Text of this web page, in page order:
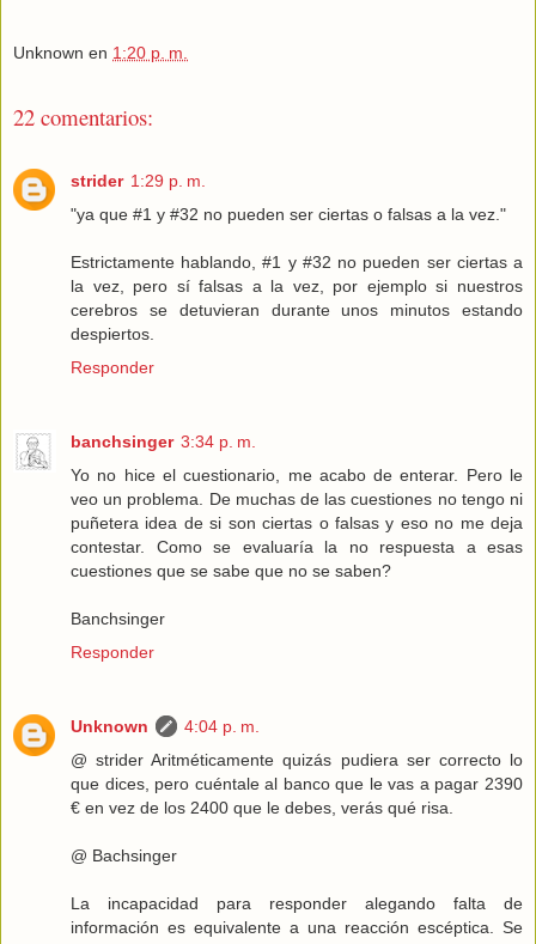
Unknown en 1:20 p. m.
22 comentarios:
strider 1:29 p. m.
"ya que #1 y #32 no pueden ser ciertas o falsas a la vez."
Estrictamente hablando, #1 y #32 no pueden ser ciertas a
la vez, pero sí falsas a la vez, por ejemplo si nuestros
cerebros se detuvieran durante unos minutos estando
despiertos.
Responder
banchsinger 3:34 p. m.
Yo no hice el cuestionario, me acabo de enterar. Pero le
veo un problema. De muchas de las cuestiones no tengo ni
puñetera idea de si son ciertas o falsas y eso no me deja
contestar. Como se evaluaría la no respuesta a esas
cuestiones que se sabe que no se saben?
Banchsinger
Responder
Unknown
4:04 p. m.
@ strider Aritméticamente quizás pudiera ser correcto lo
que dices, pero cuéntale al banco que le vas a pagar 2390
€ en vez de los 2400 que le debes, verás qué risa.
@ Bachsinger
La incapacidad para responder alegando falta de
información es equivalente a una reacción escéptica. Se